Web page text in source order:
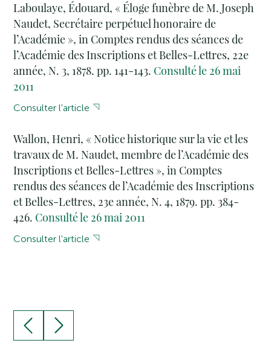
Laboulaye, Édouard, « Éloge funèbre de M. Joseph
Naudet, Secrétaire perpétuel honoraire de
l’Académie », in Comptes rendus des séances de
l’Académie des Inscriptions et Belles-Lettres, 22e
année, N. 3, 1878. pp. 141-143. Consulté le 26 mai
2011
Consulter l'article
Wallon, Henri, « Notice historique sur la vie et les
travaux de M. Naudet, membre de l’Académie des
Inscriptions et Belles-Lettres », in Comptes
rendus des séances de l’Académie des Inscriptions
et Belles-Lettres, 23e année, N. 4, 1879. pp. 384-
426. Consulté le 26 mai 2011
Consulter l'article